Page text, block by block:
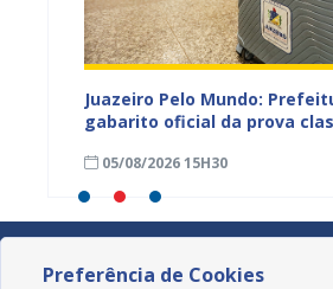
Juazeiro Pelo Mundo:
gabarito oficial da prova
05/08/2026 15H30
Preferência de Cookies